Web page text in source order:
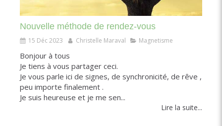
Nouvelle méthode de rendez-vous
15 Déc 2023 Christelle Maraval Magnetisme
Bonjour à tous
Je tiens à vous partager ceci.
Je vous parle ici de signes, de synchronicité, de rêve ,
peu importe finalement .
Je suis heureuse et je me sen...
Lire la suite...